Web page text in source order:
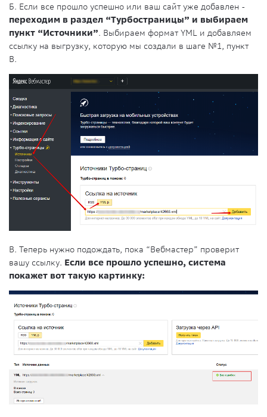
Б. Если все прошло успешно или ваш сайт уже добавлен -
переходим в раздел “Турбостраницы” и выбираем
пункт “Источники”. Выбираем формат YML и добавляем
ссылку на выгрузку, которую мы создали в шаге №1, пункт
В.
В. Теперь нужно подождать, пока “Вебмастер” проверит
вашу ссылку. Если все прошло успешно, система
покажет вот такую картинку: